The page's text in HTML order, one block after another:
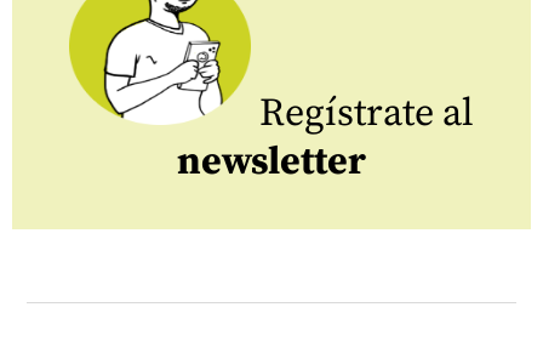
Regístrate al
newsletter